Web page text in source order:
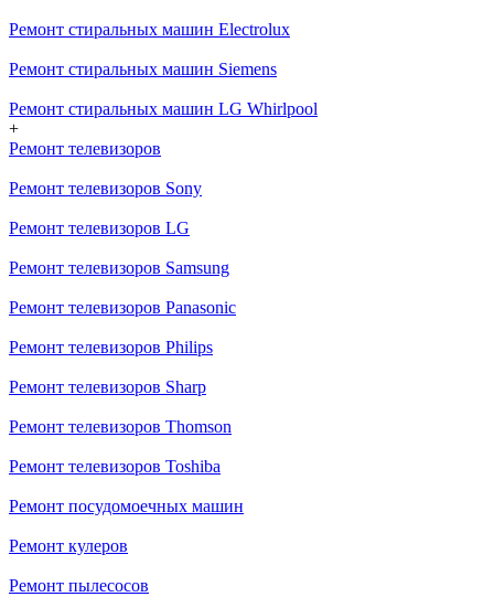
Ремонт стиральных машин Electrolux
Ремонт стиральных машин Siemens
Ремонт стиральных машин LG Whirlpool
+
Ремонт телевизоров
Ремонт телевизоров Sony
Ремонт телевизоров LG
Ремонт телевизоров Samsung
Ремонт телевизоров Panasonic
Ремонт телевизоров Philips
Ремонт телевизоров Sharp
Ремонт телевизоров Thomson
Ремонт телевизоров Toshiba
Ремонт посудомоечных машин
Ремонт кулеров
Ремонт пылесосов